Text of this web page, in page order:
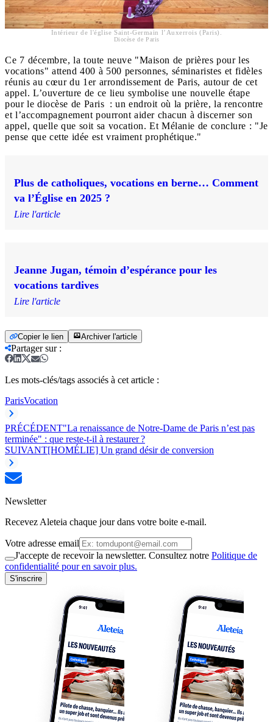
Intérieur de l'église Saint-Germain l’Auxerrois (Paris).
Diocèse de Paris
Ce 7 décembre, la toute neuve "Maison de prières pour les
vocations" attend 400 à 500 personnes, séminaristes et fidèles
réunis au cœur du 1er arrondissement de Paris, autour de cet
appel. L’ouverture de ce lieu symbolise une nouvelle étape
pour le diocèse de Paris : un endroit où la prière, la rencontre
et l’accompagnement pourront aider chacun à discerner son
appel, quelle que soit sa vocation. Et Mélanie de conclure : "Je
pense que cette idée est vraiment prophétique."
Plus de catholiques, vocations en berne… Comment
va l’Église en 2025 ?
Lire l'article
Jeanne Jugan, témoin d’espérance pour les
vocations tardives
Lire l'article
Copier le lien Archiver l'article
Partager sur:
Les mots-clés/tags associés à cet article :
ParisVocation
PRÉCÉDENT"La renaissance de Notre-Dame de Paris n’est pas
terminée" : que reste-t-il à restaurer ?
SUIVANT[HOMÉLIE] Un grand désir de conversion
Newsletter
Recevez Aleteia chaque jour dans votre boite e-mail.
Votre adresse email
J'accepte de recevoir la newsletter. Consultez notre Politique de
confidentialité pour en savoir plus.
S'inscrire